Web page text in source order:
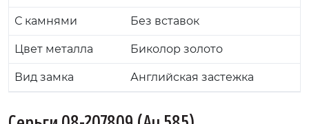
С камнями Без вставок
Цвет металла Биколор золото
Вид замка Английская застежка